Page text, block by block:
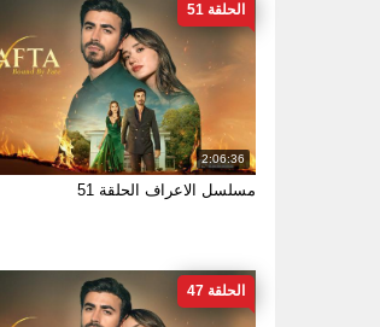
2:06:36
الحلقة 51
مسلسل الاعراف الحلقة 51
الحلقة 47